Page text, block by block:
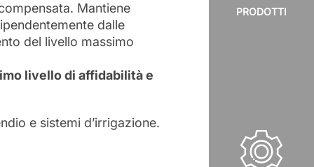
PRODOTTI
Mantiene
dalle
del livello massimo
livello di affidabilità e
e sistemi d’irrigazione.